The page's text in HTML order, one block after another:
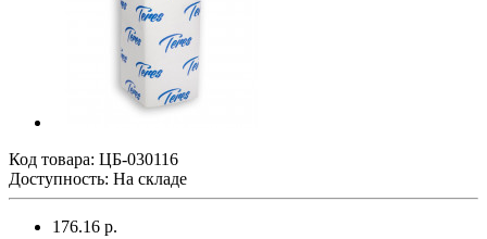
Код товара: ЦБ-030116
Доступность: На складе
176.16 р.